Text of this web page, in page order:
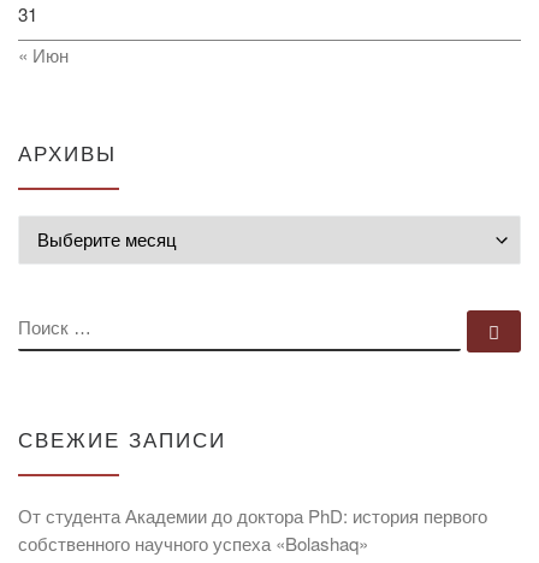
31
« Июн
АРХИВЫ
ПОИСК
СВЕЖИЕ ЗАПИСИ
От студента Академии до доктора PhD: история первого
собственного научного успеха «Bolashaq»